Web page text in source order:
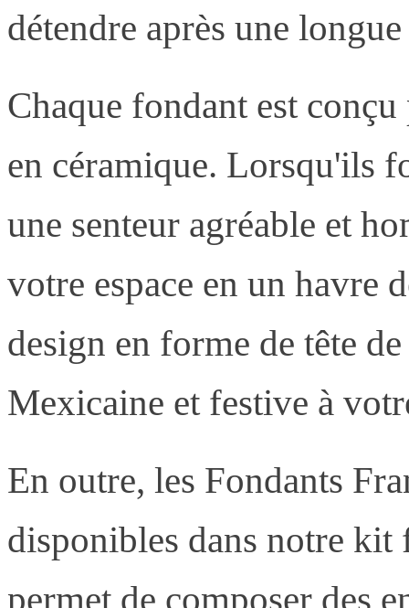
détendre après une
Chaque fondant est
en céramique. Lorsqu'ils
une senteur agréable et
votre espace en un havre
design en forme de tête
Mexicaine et festive à
En outre, les Fondants
disponibles dans notre kit
permet de composer des